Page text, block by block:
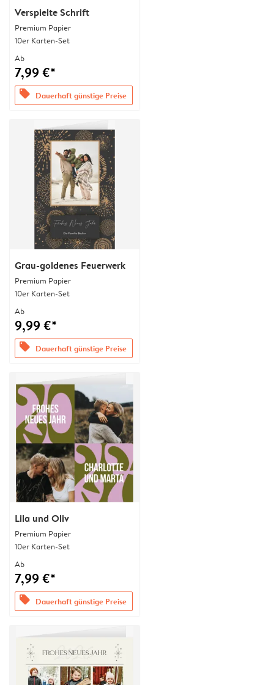
Verspielte Schrift
Premium Papier
10er Karten-Set
Ab
7,99 €*
offers Dauerhaft günstige Preise
Grau-goldenes Feuerwerk
Premium Papier
10er Karten-Set
Ab
9,99 €*
offers Dauerhaft günstige Preise
Lila und Oliv
Premium Papier
10er Karten-Set
Ab
7,99 €*
offers Dauerhaft günstige Preise